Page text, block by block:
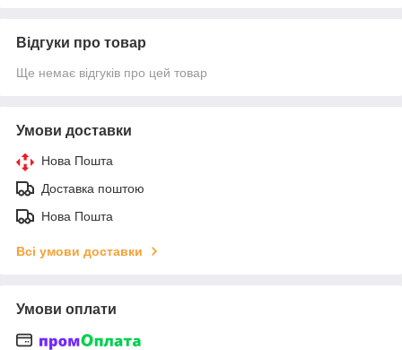
Відгуки про товар
Ще немає відгуків про цей товар
Умови доставки
Нова Пошта
Доставка поштою
Нова Пошта
Всі умови доставки
Умови оплати